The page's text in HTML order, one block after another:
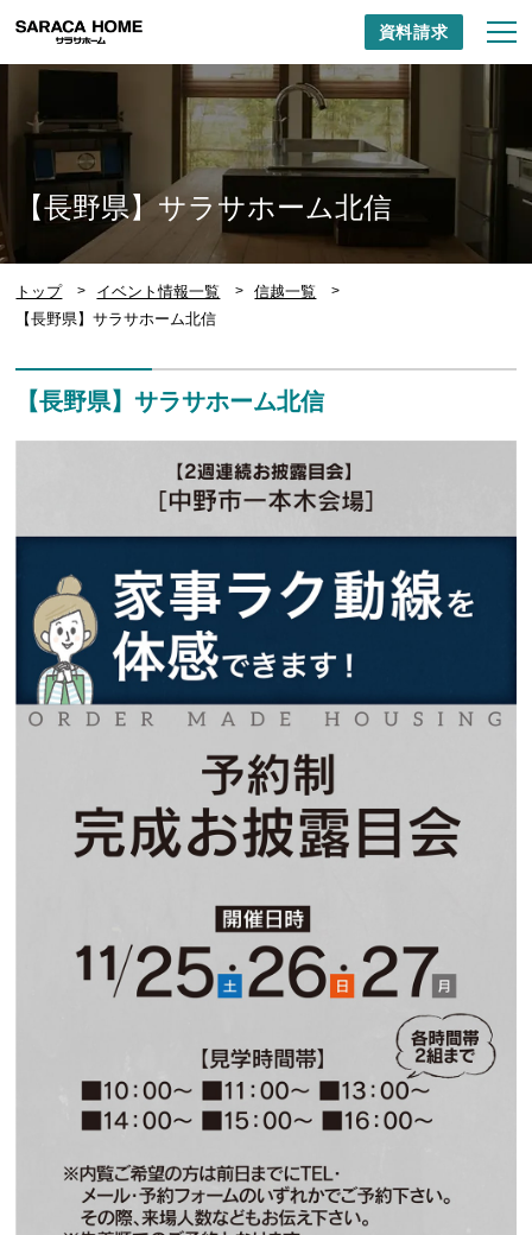
資料請求
【長野県】サラサホーム北信
トップ イベント情報一覧
信越一覧
【長野県】サラサホーム北信
【長野県】サラサホーム北信